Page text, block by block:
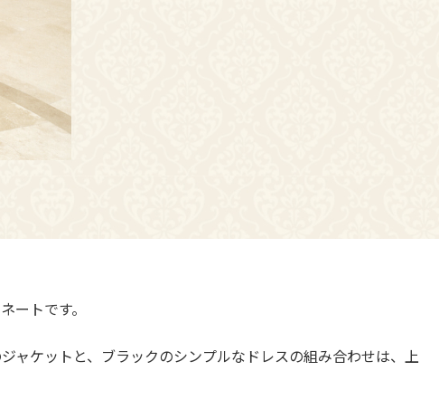
ートです。
ャケットと、ブラックのシンプルなドレスの組み合わせは、上